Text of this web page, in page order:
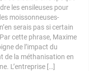
les ensileuses pour
moissonneuses-
serais pas si certain
cette phrase, Maxime
de l’impact du
de la méthanisation en
L’entreprise […]